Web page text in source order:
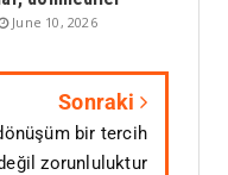
June 10, 2026
Sonraki
bir tercih
zorunluluktur